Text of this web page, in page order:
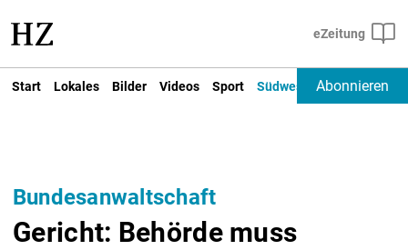
Start Lokales Bilder Videos Sport Südwest Deutschland
Abonnieren
Bundesanwaltschaft
Gericht: Behörde muss